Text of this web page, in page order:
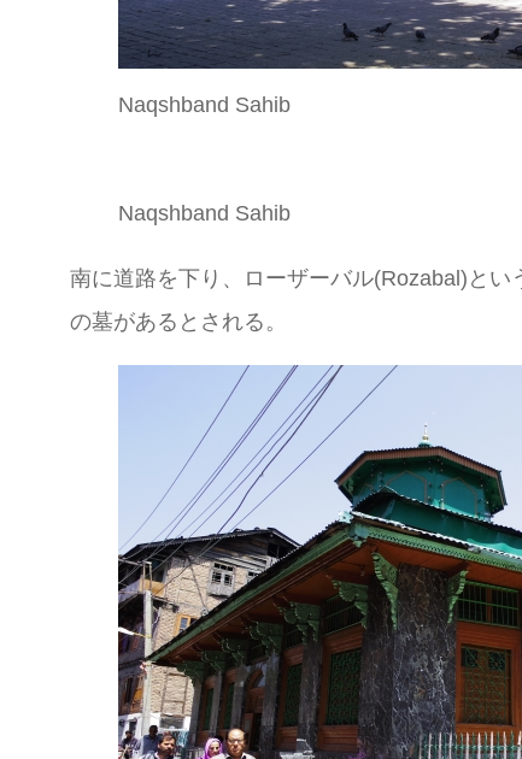
Naqshband Sahib
Naqshband Sahib
南に道路を下り、ローザーバル(Rozabal)と
の墓があるとされる。